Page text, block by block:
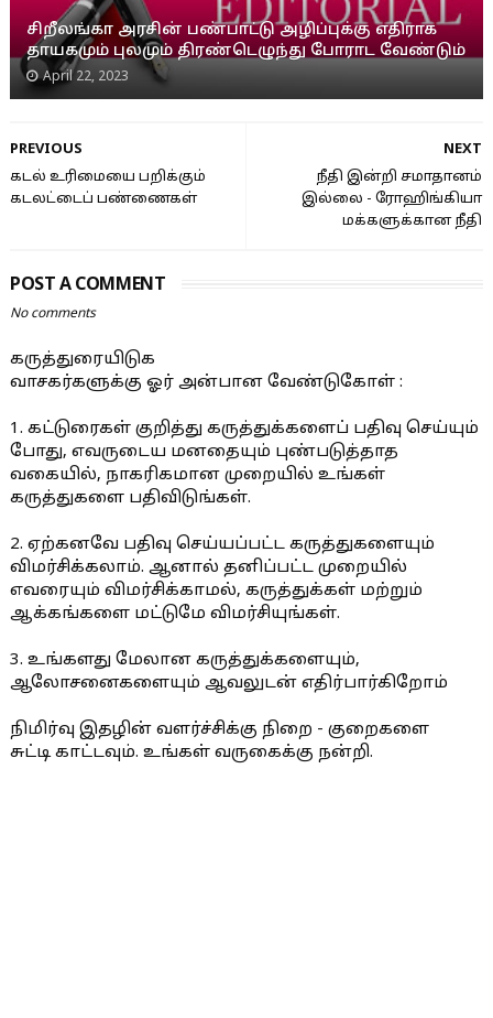
சிறீலங்கா அரசின் பண்பாட்டு அழிப்புக்கு எதிராக
தாயகமும் புலமும் திரண்டெழுந்து போராட வேண்டும்
April 22, 2023
NEXT
நீதி இன்றி சமாதானம்
இல்லை - ரோஹிங்கியா
மக்களுக்கான நீதி
PREVIOUS
கடல் உரிமையை பறிக்கும்
கடலட்டைப் பண்ணைகள்
POST A COMMENT
No comments
கருத்துரையிடுக
வாசகர்களுக்கு ஓர் அன்பான வேண்டுகோள் :
1. கட்டுரைகள் குறித்து கருத்துக்களைப் பதிவு செய்யும்
போது, எவருடைய மனதையும் புண்படுத்தாத
வகையில், நாகரிகமான முறையில் உங்கள்
கருத்துகளை பதிவிடுங்கள்.
2. ஏற்கனவே பதிவு செய்யப்பட்ட கருத்துகளையும்
விமர்சிக்கலாம். ஆனால் தனிப்பட்ட முறையில்
எவரையும் விமர்சிக்காமல், கருத்துக்கள் மற்றும்
ஆக்கங்களை மட்டுமே விமர்சியுங்கள்.
3. உங்களது மேலான கருத்துக்களையும்,
ஆலோசனைகளையும் ஆவலுடன் எதிர்பார்கிறோம்
நிமிர்வு இதழின் வளர்ச்சிக்கு நிறை - குறைகளை
சுட்டி காட்டவும். உங்கள் வருகைக்கு நன்றி.